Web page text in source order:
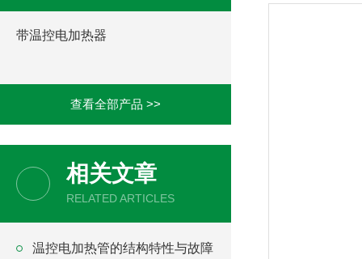
带温控电加热器
查看全部产品 >>
相关文章
RELATED ARTICLES
温控电加热管的结构特性与故障